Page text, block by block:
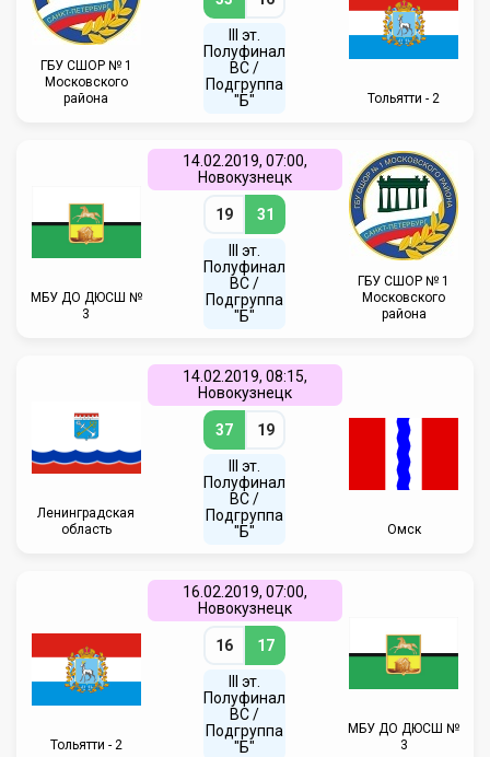
ГБУ СШОР № 1
Московского
района
III эт.
Полуфинал
ВC /
Подгруппа
"Б"
Тольятти - 2
МБУ ДО ДЮСШ №
3
14.02.2019, 07:00,
Новокузнецк
19 31
III эт.
Полуфинал
ВC /
Подгруппа
"Б"
ГБУ СШОР № 1
Московского
района
Ленинградская
область
14.02.2019, 08:15,
Новокузнецк
37 19
III эт.
Полуфинал
ВC /
Подгруппа
"Б"
Омск
Тольятти - 2
16.02.2019, 07:00,
Новокузнецк
16 17
III эт.
Полуфинал
ВC /
Подгруппа
"Б"
МБУ ДО ДЮСШ №
3